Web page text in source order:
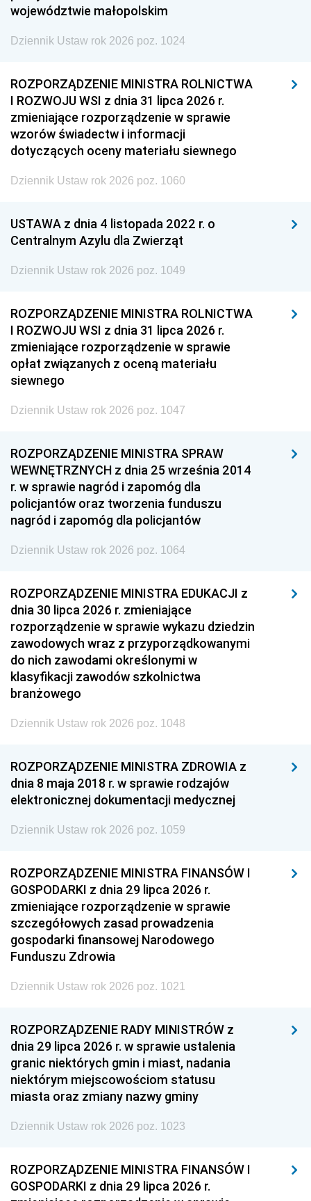
województwie małopolskim
Dziennik Ustaw rok 2026 poz. 1024
ROZPORZĄDZENIE MINISTRA ROLNICTWA
I ROZWOJU WSI z dnia 31 lipca 2026 r.
zmieniające rozporządzenie w sprawie
wzorów świadectw i informacji
dotyczących oceny materiału siewnego
Dziennik Ustaw rok 2026 poz. 1060
USTAWA z dnia 4 listopada 2022 r. o
Centralnym Azylu dla Zwierząt
Dziennik Ustaw rok 2026 poz. 1049
ROZPORZĄDZENIE MINISTRA ROLNICTWA
I ROZWOJU WSI z dnia 31 lipca 2026 r.
zmieniające rozporządzenie w sprawie
opłat związanych z oceną materiału
siewnego
Dziennik Ustaw rok 2026 poz. 1047
ROZPORZĄDZENIE MINISTRA SPRAW
WEWNĘTRZNYCH z dnia 25 września 2014
r. w sprawie nagród i zapomóg dla
policjantów oraz tworzenia funduszu
nagród i zapomóg dla policjantów
Dziennik Ustaw rok 2026 poz. 1064
ROZPORZĄDZENIE MINISTRA EDUKACJI z
dnia 30 lipca 2026 r. zmieniające
rozporządzenie w sprawie wykazu dziedzin
zawodowych wraz z przyporządkowanymi
do nich zawodami określonymi w
klasyfikacji zawodów szkolnictwa
branżowego
Dziennik Ustaw rok 2026 poz. 1048
ROZPORZĄDZENIE MINISTRA ZDROWIA z
dnia 8 maja 2018 r. w sprawie rodzajów
elektronicznej dokumentacji medycznej
Dziennik Ustaw rok 2026 poz. 1059
ROZPORZĄDZENIE MINISTRA FINANSÓW I
GOSPODARKI z dnia 29 lipca 2026 r.
zmieniające rozporządzenie w sprawie
szczegółowych zasad prowadzenia
gospodarki finansowej Narodowego
Funduszu Zdrowia
Dziennik Ustaw rok 2026 poz. 1021
ROZPORZĄDZENIE RADY MINISTRÓW z
dnia 29 lipca 2026 r. w sprawie ustalenia
granic niektórych gmin i miast, nadania
niektórym miejscowościom statusu
miasta oraz zmiany nazwy gminy
Dziennik Ustaw rok 2026 poz. 1023
ROZPORZĄDZENIE MINISTRA FINANSÓW I
GOSPODARKI z dnia 29 lipca 2026 r.